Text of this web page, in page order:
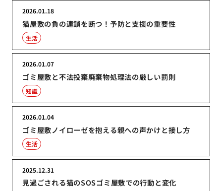
猫屋敷の負の連鎖を断つ！予防と支援の重要性
2026.01.18
生活
ゴミ屋敷と不法投棄廃棄物処理法の厳しい罰則
2026.01.07
知識
ゴミ屋敷ノイローゼを抱える親への声かけと接し方
2026.01.04
生活
見過ごされる猫のSOSゴミ屋敷での行動と変化
2025.12.31